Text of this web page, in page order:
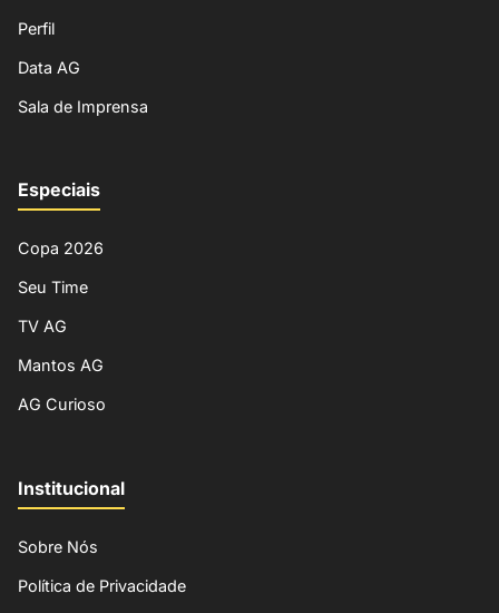
Perfil
Data AG
Sala de Imprensa
Especiais
Copa 2026
Seu Time
TV AG
Mantos AG
AG Curioso
Institucional
Sobre Nós
Política de Privacidade